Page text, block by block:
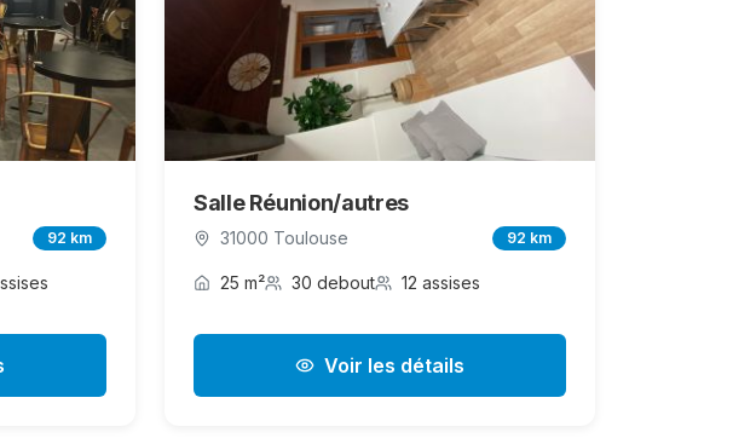
92 km
Salle Réunion/autres
31000 Toulouse 92 km
25 m² 30 debout 12 assises
Voir les détails